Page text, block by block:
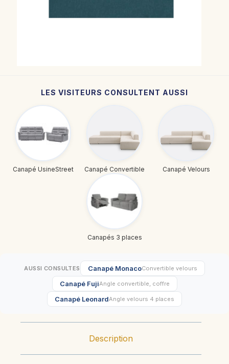
LES VISITEURS CONSULTENT AUSSI
Canapé UsineStreet Canapé Convertible Canapé Velours
Canapés 3 places
AUSSI CONSULTES Canapé MonacoConvertible velours
Canapé FujiAngle convertible, coffre
Canapé LeonardAngle velours 4 places
Description